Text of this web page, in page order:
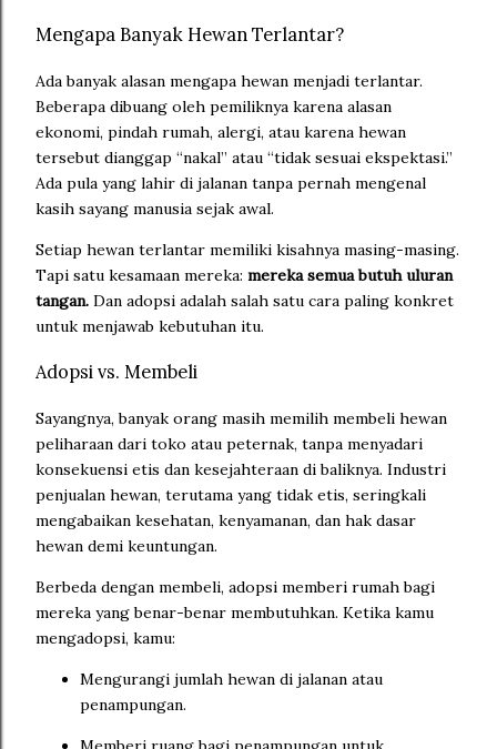
Mengapa Banyak Hewan Terlantar?
Ada banyak alasan mengapa hewan menjadi terlantar.
Beberapa dibuang oleh pemiliknya karena alasan
ekonomi, pindah rumah, alergi, atau karena hewan
tersebut dianggap “nakal” atau “tidak sesuai ekspektasi.”
Ada pula yang lahir di jalanan tanpa pernah mengenal
kasih sayang manusia sejak awal.
Setiap hewan terlantar memiliki kisahnya masing-masing.
Tapi satu kesamaan mereka: mereka semua butuh uluran
tangan. Dan adopsi adalah salah satu cara paling konkret
untuk menjawab kebutuhan itu.
Adopsi vs. Membeli
Sayangnya, banyak orang masih memilih membeli hewan
peliharaan dari toko atau peternak, tanpa menyadari
konsekuensi etis dan kesejahteraan di baliknya. Industri
penjualan hewan, terutama yang tidak etis, seringkali
mengabaikan kesehatan, kenyamanan, dan hak dasar
hewan demi keuntungan.
Berbeda dengan membeli, adopsi memberi rumah bagi
mereka yang benar-benar membutuhkan. Ketika kamu
mengadopsi, kamu:
Mengurangi jumlah hewan di jalanan atau
penampungan.